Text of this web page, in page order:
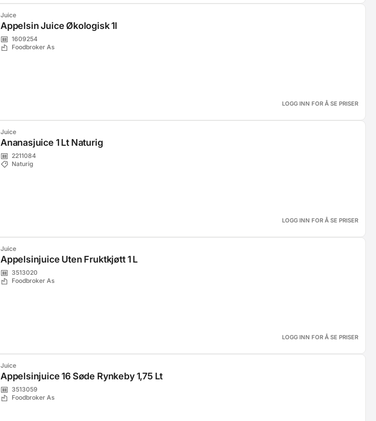
Juice
Appelsin Juice Økologisk 1l
1609254
Foodbroker As
LOGG INN FOR Å SE PRISER
Juice
Ananasjuice 1 Lt Naturig
2211084
Naturig
LOGG INN FOR Å SE PRISER
Juice
Appelsinjuice Uten Fruktkjøtt 1 L
3513020
Foodbroker As
LOGG INN FOR Å SE PRISER
Juice
Appelsinjuice 16 Søde Rynkeby 1,75 Lt
3513059
Foodbroker As